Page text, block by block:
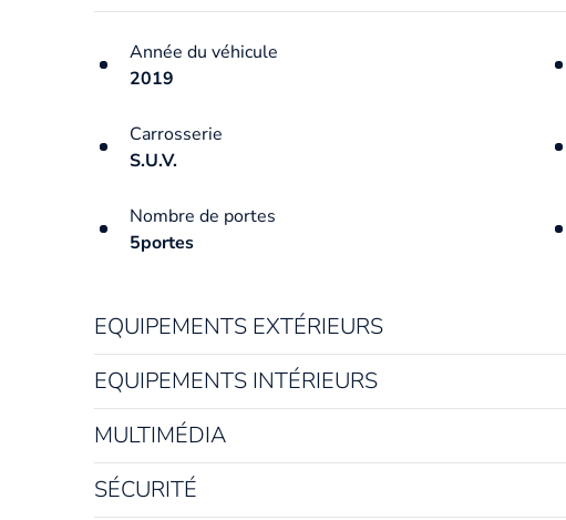
Année du véhicule
2019
Carrosserie
S.U.V.
Nombre de portes
5portes
EQUIPEMENTS EXTÉRIEURS
EQUIPEMENTS INTÉRIEURS
MULTIMÉDIA
SÉCURITÉ